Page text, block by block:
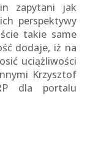
zapytani jak
perspektywy
takie same
dodaje, iż na
uciążliwości
Krzysztof
dla portalu